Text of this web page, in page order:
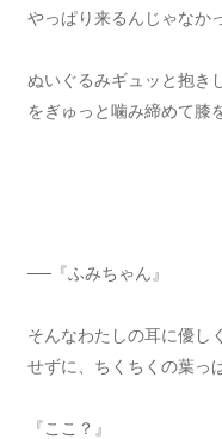
やっぱり来るんじゃなか
ぬいぐるみギュッと抱き
をぎゅっと噛み締めて膝
──『ふみちゃん』
そんなわたしの耳に優し
せずに、ちくちくの葉っ
『ここ？』